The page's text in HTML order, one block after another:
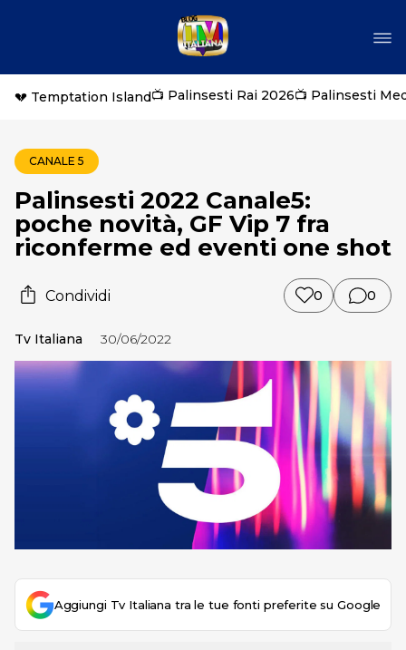
💔 Temptation Island📺 Palinsesti Rai 2026📺 Palinsesti
CANALE 5
Palinsesti 2022 Canale5:
poche novità, GF Vip 7 fra
riconferme ed eventi one shot
Condividi 0 0
Tv Italiana 30/06/2022
Aggiungi Tv Italiana tra le tue fonti preferite su Google